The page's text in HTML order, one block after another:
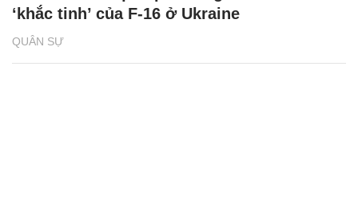
QUÂN SỰ
‘khắc tinh’ của F-16 ở Ukraine